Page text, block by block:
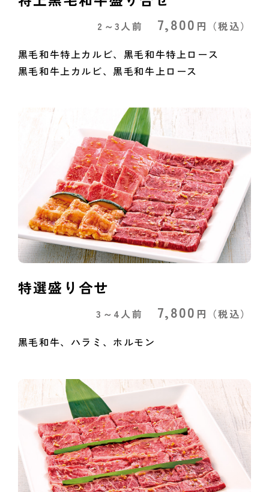
2～3人前 7,800 円 （税込）
黒毛和牛特上カルビ、黒毛和牛特上ロース
黒毛和牛上カルビ、黒毛和牛上ロース
特選盛り合せ
3～4人前 7,800 円 （税込）
黒毛和牛、ハラミ、ホルモン